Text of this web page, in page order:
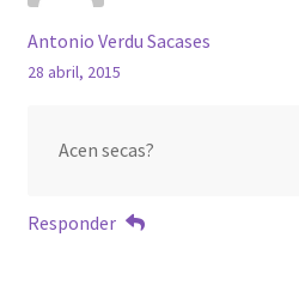
Antonio Verdu Sacases
28 abril, 2015
Acen secas?
Responder